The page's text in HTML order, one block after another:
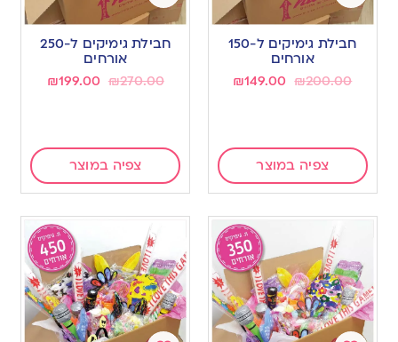
Add
to
חבילת גימיקים ל-150
אורחים
₪200.00
₪149.00
צפיה במוצר
Add
to
חבילת גימיקים ל-250
אורחים
₪270.00
₪199.00
צפיה במוצר